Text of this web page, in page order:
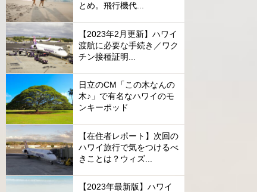
とめ。飛行機代...
【2023年2月更新】ハワイ
渡航に必要な手続き／ワク
チン接種証明...
日立のCM「この木なんの
木♪」で有名なハワイのモ
ンキーポッド
【在住者レポート】次回の
ハワイ旅行で気をつけるべ
きことは？ウィズ...
【2023年最新版】ハワイ